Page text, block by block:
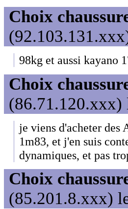
Choix
98kg et aussi kayano
Choix
(86.71.120.xxx)
je viens d'acheter des
1m83, et j'en suis
dynamiques, et pas
Choix
(85.201.8.xxx)